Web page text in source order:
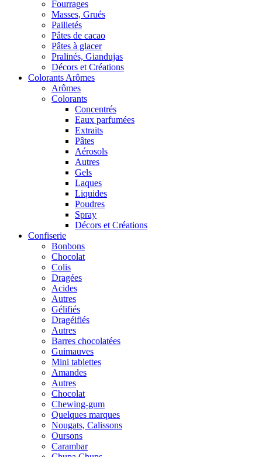
Fourrages
Masses, Grués
Pailletés
Pâtes de cacao
Pâtes à glacer
Pralinés, Giandujas
Décors et Créations
Colorants Arômes
Arômes
Colorants
Concentrés
Eaux parfumées
Extraits
Pâtes
Aérosols
Autres
Gels
Laques
Liquides
Poudres
Spray
Décors et Créations
Confiserie
Bonbons
Chocolat
Colis
Dragées
Acides
Autres
Gélifiés
Dragéifiés
Autres
Barres chocolatées
Guimauves
Mini tablettes
Amandes
Autres
Chocolat
Chewing-gum
Quelques marques
Nougats, Calissons
Oursons
Carambar